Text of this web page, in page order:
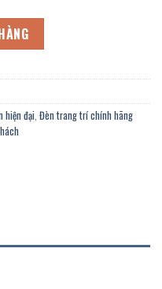
tại
là:
1.782.000 ₫.
phòng ngủ, khách sạn, căn hộ
hiện đại, Đèn trang trí chính hãng